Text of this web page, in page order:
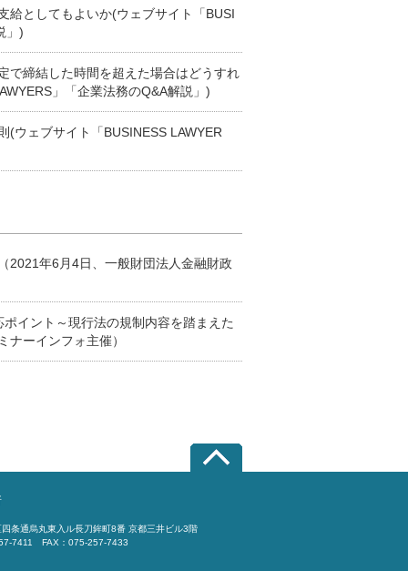
給としてもよいか(ウェブサイト「BUSI
」)
で締結した時間を超えた場合はどうすれ
」「企業法務のQ&A解説」)
(ウェブサイト「BUSINESS LAWYER
2021年6月4日、一般財団法人金融財政
イント～現行法の規制内容を踏まえた
ーインフォ主催）
条通烏丸東入ル長刀鉾町8番 京都三井ビル3階
7411 FAX：075-257-7433